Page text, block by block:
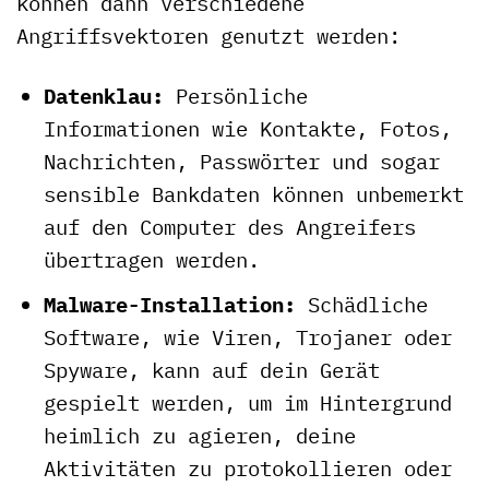
Angriffsvektoren genutzt werden:
Datenklau: Persönliche
Informationen wie Kontakte, Fotos,
Nachrichten, Passwörter und sogar
sensible Bankdaten können unbemerkt
auf den Computer des Angreifers
übertragen werden.
Malware-Installation: Schädliche
Software, wie Viren, Trojaner oder
Spyware, kann auf dein Gerät
gespielt werden, um im Hintergrund
heimlich zu agieren, deine
Aktivitäten zu protokollieren oder